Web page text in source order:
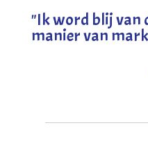
"Ik word blij van
manier van